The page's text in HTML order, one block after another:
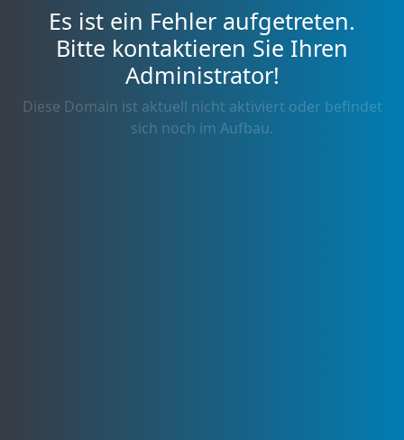
Es ist ein Fehler aufgetreten.
Bitte kontaktieren Sie Ihren
Administrator!
Diese Domain ist aktuell nicht aktiviert oder befindet
sich noch im Aufbau.